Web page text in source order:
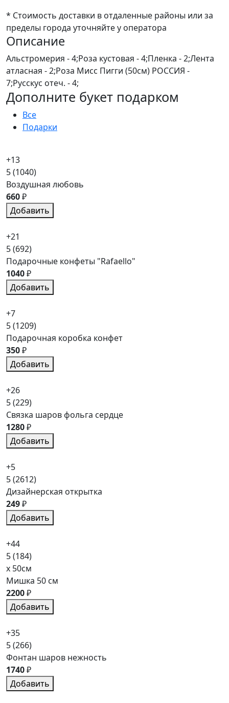
* Стоимость доставки в отдаленные районы или за
пределы города уточняйте у оператора
Описание
Альстромерия - 4;Роза кустовая - 4;Пленка - 2;Лента
атласная - 2;Роза Мисс Пигги (50см) РОССИЯ -
7;Русскус отеч. - 4;
Дополните букет подарком
Все
Подарки
+13
5(1040)
Воздушная любовь
660₽
Добавить
+21
5(692)
Подарочные конфеты "Rafaello"
1040₽
Добавить
+7
5(1209)
Подарочная коробка конфет
350₽
Добавить
+26
5(229)
Связка шаров фольга сердце
1280₽
Добавить
+5
5(2612)
Дизайнерская открытка
249₽
Добавить
+44
5(184)
x 50см
Мишка 50 см
2200₽
Добавить
+35
5(266)
Фонтан шаров нежность
1740₽
Добавить